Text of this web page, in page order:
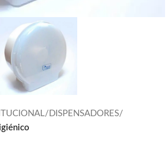
DISPENSADORES